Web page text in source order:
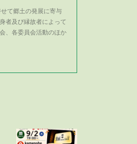
て郷土の発展に寄与
者及び縁故者によって
、各委員会活動のほか